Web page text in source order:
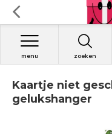
zoeken
menu
Kaartje niet
gelukshanger